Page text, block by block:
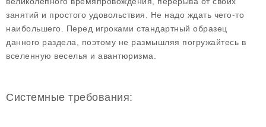
занятий и простого удовольствия. Не надо ждать чего-то
наибольшего. Перед игроками стандартный образец
данного раздела, поэтому не размышляя погружайтесь в
вселенную веселья и авантюризма.
Системные требования: